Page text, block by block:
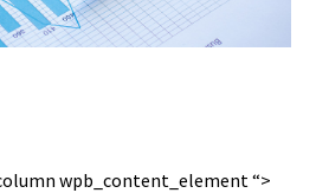
wpb_content_element “>